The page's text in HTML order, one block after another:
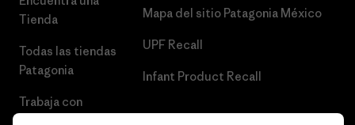
Tienda
Todas las tiendas
Patagonia
Trabaja con
Mapa del sitio Patagonia México
UPF Recall
Infant Product Recall